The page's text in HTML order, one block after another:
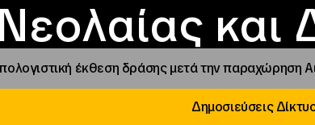
Το
Προγράμματα
έκθεση δράσης μετά την παραχώρηση
Δημοσιεύσεις